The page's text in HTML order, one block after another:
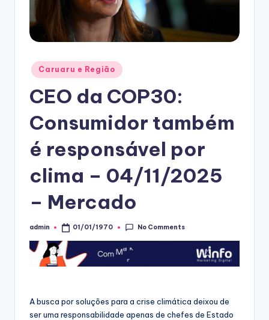
Posted
in
Caruaru e Região
CEO da COP30:
Consumidor também
é responsável por
clima – 04/11/2025
– Mercado
Posted
admin 01/01/1970 No Comments
A busca por soluções para a crise climática deixou de
ser uma responsabilidade apenas de chefes de Estado